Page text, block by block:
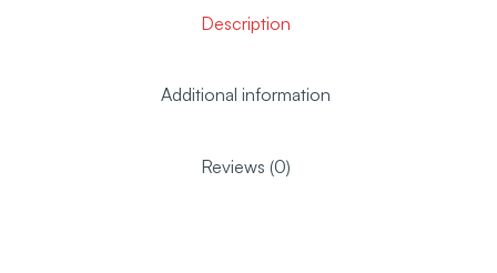
Description
Additional information
Reviews (0)